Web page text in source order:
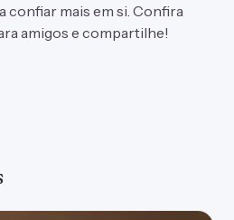
confiar mais em si. Confira
amigos e compartilhe!